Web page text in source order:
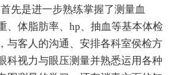
先是进一步熟练掌握了测量血
、体脂肪率、hp、抽血等基本体检
与客人的沟通、安排各科室侯检方
科视力与眼压测量并熟悉运用各种